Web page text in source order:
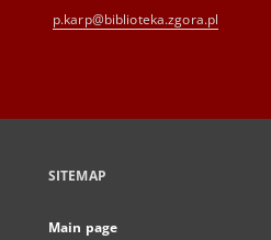
p.karp@biblioteka.zgora.pl
SITEMAP
Main page